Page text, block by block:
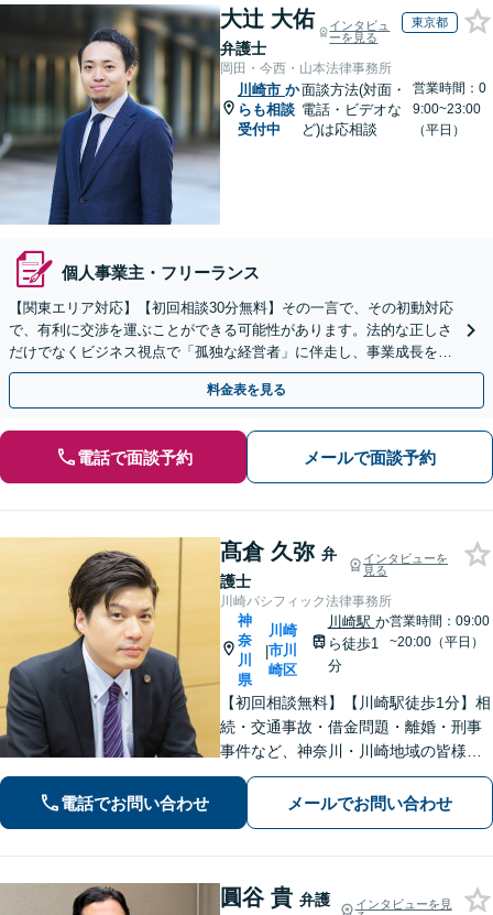
大辻 大佑
弁護士
インタビュ
ーを見る
東京都
岡田・今西・山本法律事務所
川崎市 か
らも相談
受付中
面談方法(対面・
電話・ビデオな
ど)は応相談
営業時間：0
9:00~23:00
（平日）
個人事業主・フリーランス
【関東エリア対応】【初回相談30分無料】その一言で、その初動対応
で、有利に交渉を運ぶことができる可能性があります。法的な正しさ
だけでなくビジネス視点で「孤独な経営者」に伴走し、事業成長を支
えます。Web面談・セカンドオピニオン対応可。
料金表を見る
電話で面談予約 メールで面談予約
髙倉 久弥 弁
護士
インタビューを
見る
川崎パシフィック法律事務所
神
奈
川
県
|
川崎
市川
崎区
川崎駅 か
ら徒歩1
分
営業時間：09:00
~20:00（平日）
【初回相談無料】【川崎駅徒歩1分】相
続・交通事故・借金問題・離婚・刑事
事件など、神奈川・川崎地域の皆様の
法律問題を解決すべく、親身になって
取り組みます。クチコミ・リピーター
の方も多数。お気軽にお問い合わせ下
電話でお問い合わせ メールでお問い合わせ
圓谷 貴 弁護
インタビューを見